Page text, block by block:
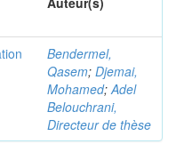
Bendermel,
Qasem; Djemai,
Mohamed;Adel
Belouchrani,
Directeur de thèse